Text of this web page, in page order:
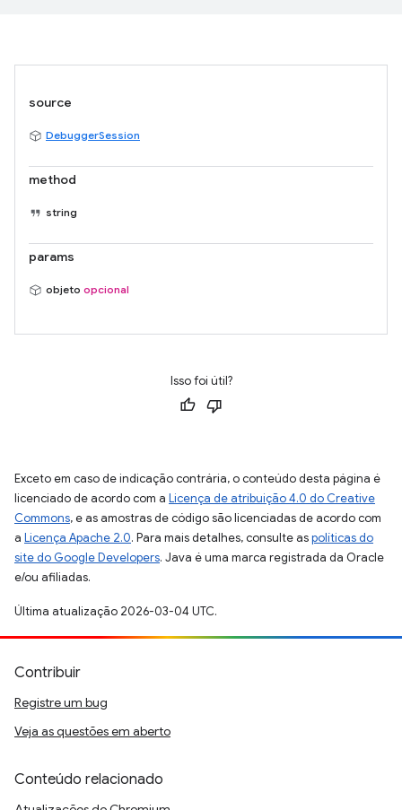
source
DebuggerSession
method
string
params
objeto opcional
Isso foi útil?
Exceto em caso de indicação contrária, o conteúdo desta página é
licenciado de acordo com a Licença de atribuição 4.0 do Creative
Commons, e as amostras de código são licenciadas de acordo com
a Licença Apache 2.0. Para mais detalhes, consulte aspolíticas do
site do Google Developers. Java é uma marca registrada da Oracle
e/ou afiliadas.
Última atualização 2026-03-04 UTC.
Contribuir
Registre um bug
Veja as questões em aberto
Conteúdo relacionado